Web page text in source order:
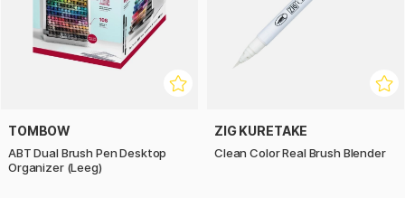
TOMBOW
ABT Dual Brush Pen Desktop
Organizer (Leeg)
ZIG KURETAKE
Clean Color Real Brush Blender